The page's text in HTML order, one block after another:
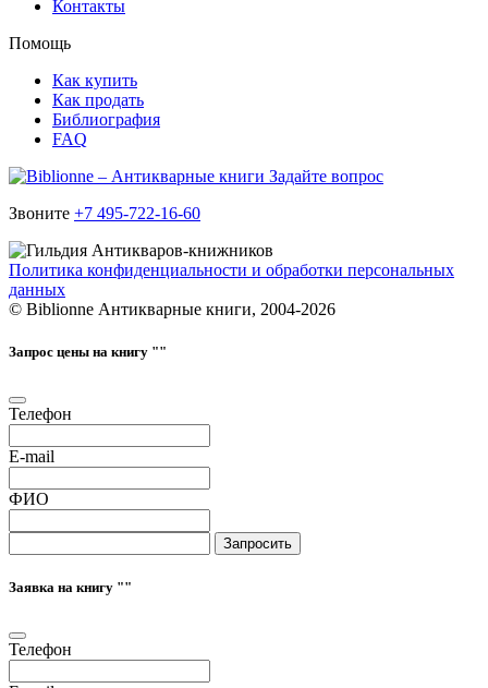
Контакты
Помощь
Как купить
Как продать
Библиография
FAQ
Задайте вопрос
Звоните +7 495-722-16-60
Политика конфиденциальности и обработки персональных
данных
© Biblionne Антикварные книги, 2004-2026
Запрос цены на книгу ""
Телефон
E-mail
ФИО
Запросить
Заявка на книгу ""
Телефон